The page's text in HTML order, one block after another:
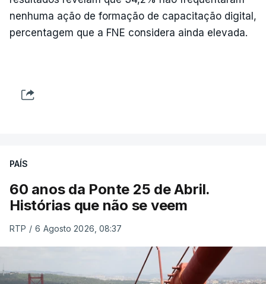
nenhuma ação de formação de capacitação digital,
percentagem que a FNE considera ainda elevada.
PAÍS
60 anos da Ponte 25 de Abril.
Histórias que não se veem
RTP / 6 Agosto 2026, 08:37